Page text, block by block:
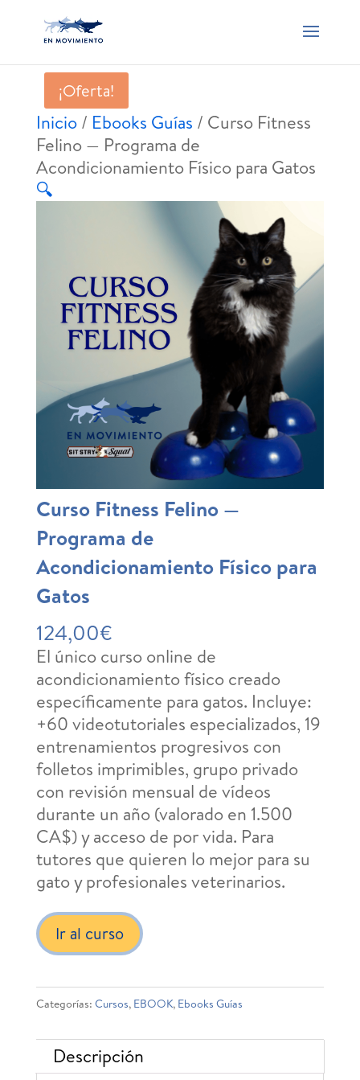
Inicio/ Ebooks Guías / Curso Fitness
Felino — Programa de
Acondicionamiento Físico para Gatos
🔍
Curso Fitness Felino —
Programa de
Acondicionamiento Físico para
Gatos
124,00€
El único curso online de
acondicionamiento físico creado
específicamente para gatos. Incluye:
+60 videotutoriales especializados, 19
entrenamientos progresivos con
folletos imprimibles, grupo privado
con revisión mensual de vídeos
durante un año (valorado en 1.500
CA$) y acceso de por vida. Para
tutores que quieren lo mejor para su
gato y profesionales veterinarios.
Ir al curso
Categorías: Cursos, EBOOK, Ebooks Guías
Descripción
¡Oferta!